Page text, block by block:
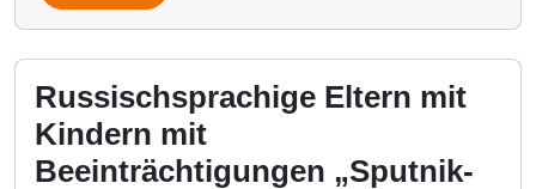
Russischsprachige Eltern mit
Kindern mit
Beeinträchtigungen „Sputnik-